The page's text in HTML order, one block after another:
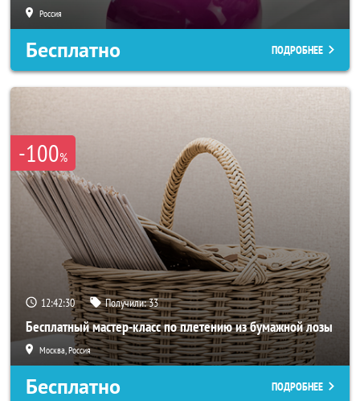
Россия
Бесплатно ПОДРОБНЕЕ
-100%
12:42:28 Получили:33
Бесплатный мастер-класс по плетению из бумажной лозы
Москва, Россия
Бесплатно ПОДРОБНЕЕ